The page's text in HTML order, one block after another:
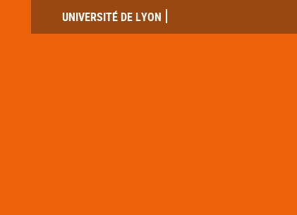
UNIVERSITÉ DE LYON